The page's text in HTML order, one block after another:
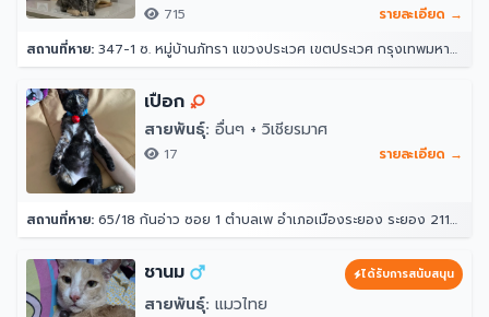
715
รายละเอียด →
สถานที่หาย: 347-1 ซ. หมู่บ้านภัทรา แขวงประเวศ เขตประเวศ กรุงเทพมหานคร 10250
เปือก
สายพันธุ์: อื่นๆ + วิเชียรมาศ
17 รายละเอียด →
สถานที่หาย: 65/18 ก้นอ่าว ซอย 1 ตำบลเพ อำเภอเมืองระยอง ระยอง 21160
ชานม ได้รับการสนับสนุน
สายพันธุ์: แมวไทย